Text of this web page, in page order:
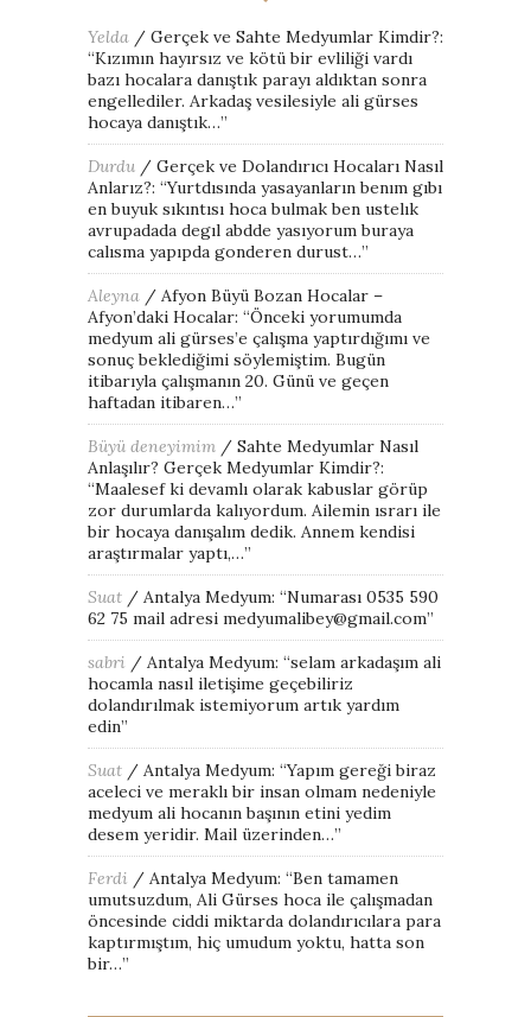
Yelda / Gerçek ve Sahte Medyumlar Kimdir?:
“Kızımın hayırsız ve kötü bir evliliği vardı
bazı hocalara danıştık parayı aldıktan sonra
engellediler. Arkadaş vesilesiyle ali gürses
hocaya danıştık…”
Durdu / Gerçek ve Dolandırıcı Hocaları Nasıl
Anlarız?: “Yurtdısında yasayanların benım gıbı
en buyuk sıkıntısı hoca bulmak ben ustelık
avrupadada degıl abdde yasıyorum buraya
calısma yapıpda gonderen durust…”
Aleyna / Afyon Büyü Bozan Hocalar –
Afyon’daki Hocalar: “Önceki yorumumda
medyum ali gürses’e çalışma yaptırdığımı ve
sonuç beklediğimi söylemiştim. Bugün
itibarıyla çalışmanın 20. Günü ve geçen
haftadan itibaren…”
Büyü deneyimim / Sahte Medyumlar Nasıl
Anlaşılır? Gerçek Medyumlar Kimdir?:
“Maalesef ki devamlı olarak kabuslar görüp
zor durumlarda kalıyordum. Ailemin ısrarı ile
bir hocaya danışalım dedik. Annem kendisi
araştırmalar yaptı,…”
Suat / Antalya Medyum: “Numarası 0535 590
62 75 mail adresi medyumalibey@gmail.com”
sabri / Antalya Medyum: “selam arkadaşım ali
hocamla nasıl iletişime geçebiliriz
dolandırılmak istemiyorum artık yardım
edin”
Suat / Antalya Medyum: “Yapım gereği biraz
aceleci ve meraklı bir insan olmam nedeniyle
medyum ali hocanın başının etini yedim
desem yeridir. Mail üzerinden…”
Ferdi / Antalya Medyum: “Ben tamamen
umutsuzdum, Ali Gürses hoca ile çalışmadan
öncesinde ciddi miktarda dolandırıcılara para
kaptırmıştım, hiç umudum yoktu, hatta son
bir…”